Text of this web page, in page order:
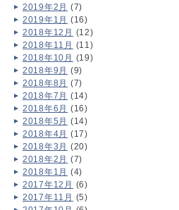
2019年2月 (7)
2019年1月 (16)
2018年12月 (12)
2018年11月 (11)
2018年10月 (19)
2018年9月 (9)
2018年8月 (7)
2018年7月 (14)
2018年6月 (16)
2018年5月 (14)
2018年4月 (17)
2018年3月 (20)
2018年2月 (7)
2018年1月 (4)
2017年12月 (6)
2017年11月 (5)